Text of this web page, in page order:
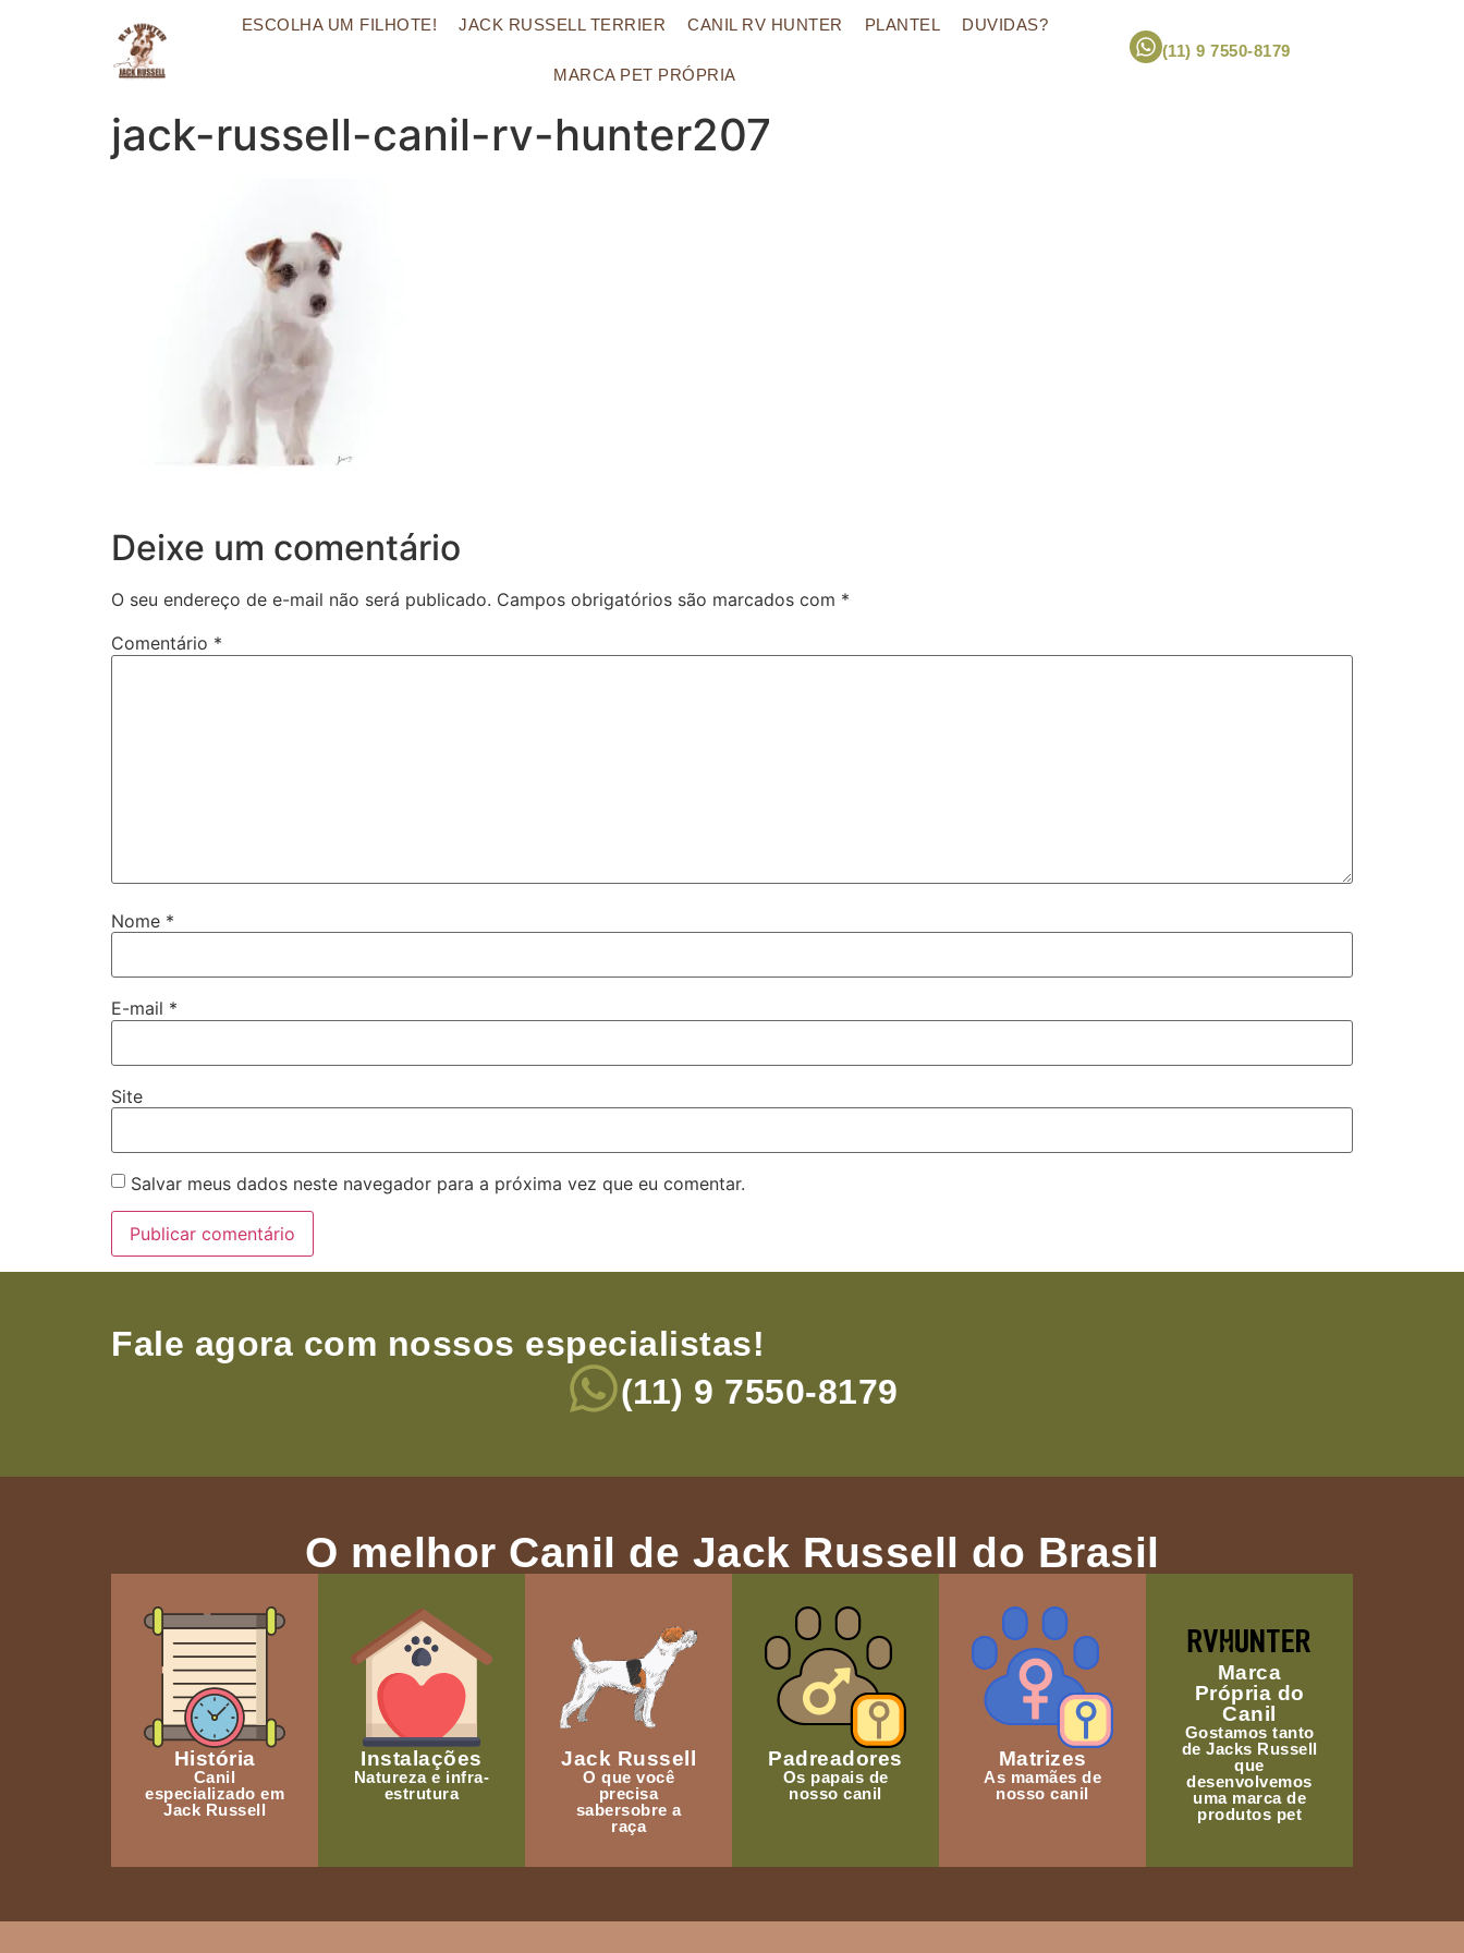
ESCOLHA UM FILHOTE! JACK RUSSELL TERRIER CANIL RV HUNTER PLANTEL DUVIDAS?
MARCA PET PRÓPRIA
(11) 9 7550-8179
jack-russell-canil-rv-hunter207
Deixe um comentário
O seu endereço de e-mail não será publicado. Campos obrigatórios são marcados com *
Comentário *
Nome *
E-mail *
Site
Salvar meus dados neste navegador para a próxima vez que eu comentar.
Fale agora com nossos especialistas!
(11) 9 7550-8179
O melhor Canil de Jack Russell do Brasil
História
Canil
especializado em
Jack Russell
Instalações
Natureza e infra-
estrutura
Jack Russell
O que você
precisa
sabersobre a
raça
Padreadores
Os papais de
nosso canil
Matrizes
As mamães de
nosso canil
Marca
Própria do
Canil
Gostamos tanto
de Jacks Russell
que
desenvolvemos
uma marca de
produtos pet